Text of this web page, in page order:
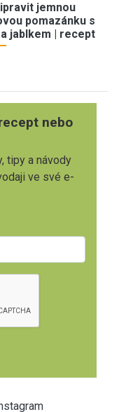
jemnou
pomazánku s
jablkem | recept
nebo
tipy a návody
ve své e-